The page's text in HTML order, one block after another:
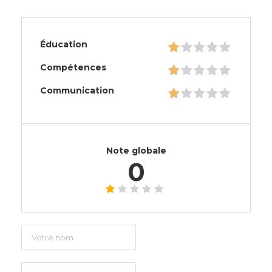
Éducation
Compétences
Communication
Note globale
0